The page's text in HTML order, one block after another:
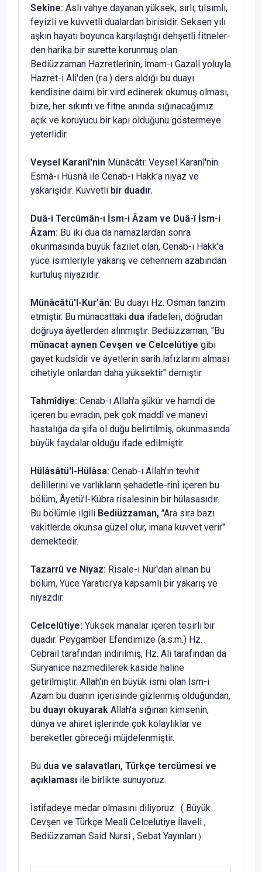
Sekîne: Aslı vahye dayanan yüksek, sırlı, tılsımlı,
feyizli ve kuvvetli dualar­dan birisidir. Seksen yılı
aşkın hayatı boyunca karşılaştığı dehşetli fitneler­
den harika bir surette korunmuş olan
Bediüzzaman Hazretlerinin, İmam-ı Gazalî yoluyla
Hazret-i Ali'den (r.a.) ders aldığı bu duayı
kendisine daimi bir vird edinerek okumuş olması,
bize, her sıkıntı ve fitne anında sığınacağımız
açık ve koruyucu bir kapı olduğunu göstermeye
yeterlidir.
Veysel Karanî'nin Münâcâtı: Veysel Karanî'nin
Esmâ-i Hüsnâ ile Cenab-ı Hakk'a niyaz ve
yakarışıdır. Kuvvetli bir duadır.
Duâ-i Tercümân-ı İsm-i Âzam ve Duâ-î İsm-i
Âzam: Bu iki dua da na­mazlardan sonra
okunmasında büyük fazilet olan, Cenab-ı Hakk'a
yüce isim­leriyle yakarış ve cehennem azabından
kurtuluş niyazıdır.
Münâcâtü'l-Kur'ân: Bu duayı Hz. Osman tanzim
etmiştir. Bu münacattaki dua ifadeleri, doğrudan
doğruya âyet­lerden alınmıştır. Bediüzzaman, "Bu
münacat aynen Cevşen ve Celcelûtiye gibi
gayet kudsîdir ve âyetlerin sarih la­fızlarını alması
cihetiyle onlardan daha yüksektir" demiştir.
Tahmîdiye: Cenab-ı Allah'a şükür ve hamdi de
içeren bu evradın, pek çok maddî ve manevî
hastalığa da şifa ol duğu belirtilmiş, okunmasında
büyük faydalar olduğu ifade edilmiştir.
Hülâsâtü'l-Hülâsa: Cenab-ı Allah'ın tevhit
delillerini ve varlıkların şehadetle-rini içeren bu
bölüm, Âyetü'l-Kübra risa­lesinin bir hülasasıdır.
Bu bölümle ilgili Bediüzzaman, "Ara sıra bazı
vakitlerde okunsa güzel olur, imana kuvvet verir"
demektedir.
Tazarrû ve Niyaz: Risale-i Nur'dan alınan bu
bölüm, Yüce Yaratıcı'ya kap­samlı bir yakarış ve
niyazdır.
Celcelûtiye: Yüksek manalar içeren tesirli bir
duadır. Peygamber Efendimi­ze (a.s.m.) Hz.
Cebrail tarafından indi­rilmiş, Hz. Ali tarafından da
Süryanice nazmedilerek kaside haline
getirilmiştir. Allah'ın en büyük ismi olan İsm-i
Azam bu duanın içerisinde gizlenmiş olduğun­dan,
bu duayı okuyarak Allah'a sığınan kimsenin,
dünya ve ahiret işlerinde çok kolaylıklar ve
bereketler göreceği müjdelenmiştir.
Bu dua ve salavatları, Türkçe tercü­mesi ve
açıklaması ile birlikte sunuyo­ruz.
İstifadeye medar olmasını diliyoruz. ( Büyük
Cevşen ve Türkçe Meali Celcelutiye İlaveli ,
Bediüzzaman Said Nursi , Sebat Yayınları )